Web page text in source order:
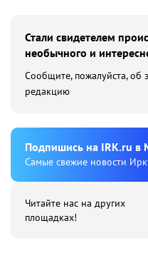
Стали свидетелем
необычного и
Сообщите, пожалуйста, об
редакцию
Подпишиcь на IRK.ru в
Cамые свежие новости
Читайте нас на других
площадках!